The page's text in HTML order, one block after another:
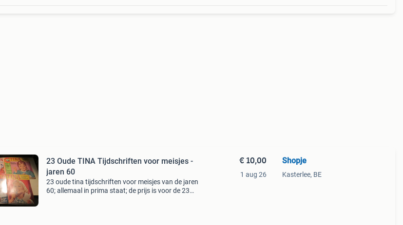
23 Oude TINA Tijdschriften voor meisjes -
jaren 60
23 oude tina tijdschriften voor meisjes van de jaren
60; allemaal in prima staat; de prijs is voor de 23
€ 10,00
1 aug 26
Shopje
Kasterlee, BE